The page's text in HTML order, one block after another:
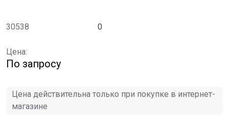
30538 0
Цена:
По запросу
Цена действительна только при покупке в интернет-
магазине